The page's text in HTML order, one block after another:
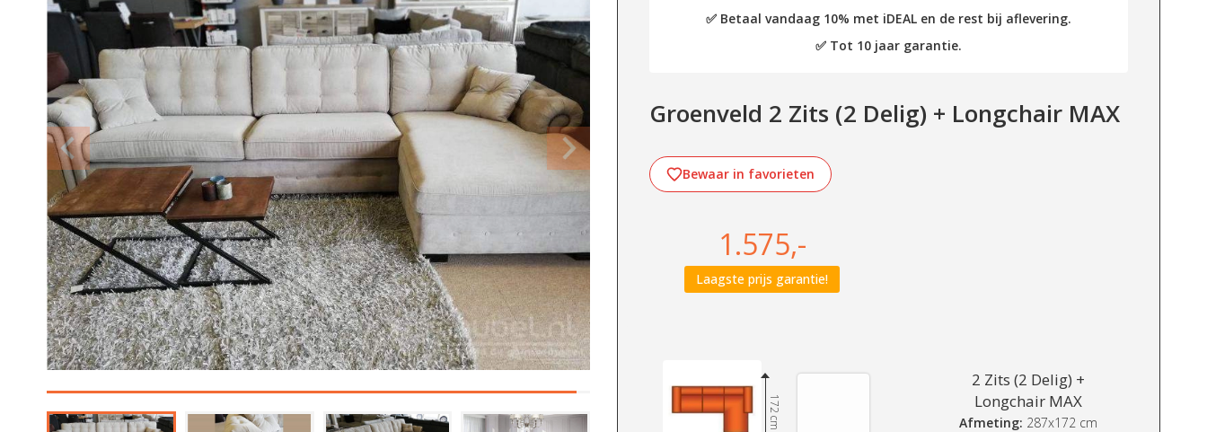
✅ Betaal vandaag 10% met iDEAL en de rest bij aflevering.
✅ Tot 10 jaar garantie.
Groenveld 2 Zits (2 Delig) + Longchair MAX
Bewaar in favorieten
1.575,-
Laagste prijs garantie!
172 cm
2 Zits (2 Delig) +
Longchair MAX
Afmeting: 287x172 cm